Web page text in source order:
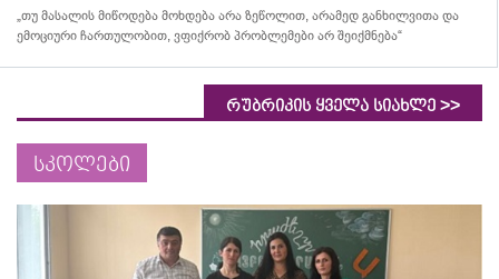
„თუ მასალის მიწოდება მოხდება არა ზეწოლით, არამედ განხილვითა და
ემოციური ჩართულობით, ვფიქრობ პრობლემები არ შეიქმნება“
რუბრიკის ყველა სიახლე >>
სკოლები